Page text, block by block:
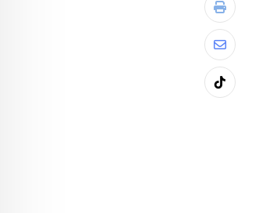
Print
Share
via
Email
Tiktok